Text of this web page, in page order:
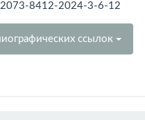
8412-2024-3-6-12
ссылок